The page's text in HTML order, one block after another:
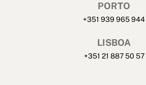
PORTO
+351 939 965 944
LISBOA
+351 21 887 50 57